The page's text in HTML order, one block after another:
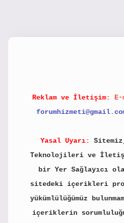
Reklam ve İletişim:
Yasal Uyarı:
Teknolojileri ve İletişim
bir Yer Sağlayıcı
sitedeki içerikleri
yükümlülüğümüz
içeriklerin